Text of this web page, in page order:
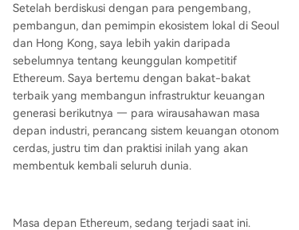
Setelah berdiskusi dengan para pengembang,
pembangun, dan pemimpin ekosistem lokal di Seoul
dan Hong Kong, saya lebih yakin daripada
sebelumnya tentang keunggulan kompetitif
Ethereum. Saya bertemu dengan bakat-bakat
terbaik yang membangun infrastruktur keuangan
generasi berikutnya — para wirausahawan masa
depan industri, perancang sistem keuangan otonom
cerdas, justru tim dan praktisi inilah yang akan
membentuk kembali seluruh dunia.
Masa depan Ethereum, sedang terjadi saat ini.